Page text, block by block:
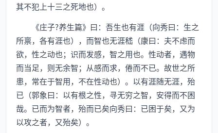
其不犯上十三之死地也）。
《庄子?养生篇》曰：吾生也有涯（向秀曰：生之
所禀，各有涯也），而智也无涯嵇（康曰：夫不虑而
欲，性之动也；识而发感，智之用也。性动者，遇物
而当足，则无余智；从感而求，倦而不已。故世之所
患，常在于智用，不在性动也）。以有涯随无涯，殆
已（郭象曰：以有根之性，寻无穷之智，安得而不困
哉。已而为智者，殆而已矣向秀曰：已困于矣，又为
以攻之者，又殆矣）。